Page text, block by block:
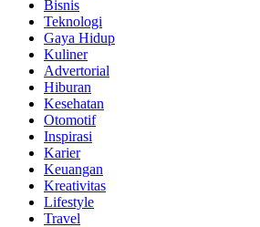
Bisnis
Teknologi
Gaya Hidup
Kuliner
Advertorial
Hiburan
Kesehatan
Otomotif
Inspirasi
Karier
Keuangan
Kreativitas
Lifestyle
Travel